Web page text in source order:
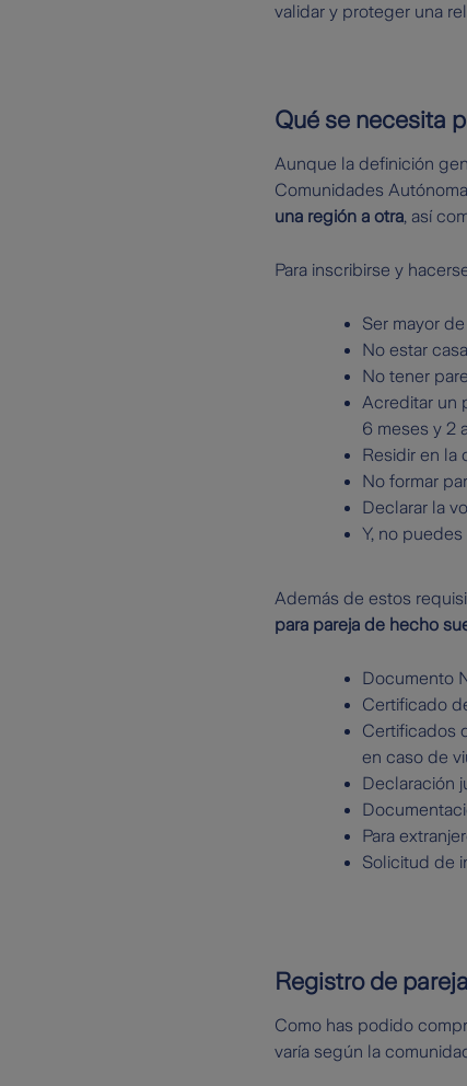
validar y proteger una
Qué se necesita
Aunque la definición
Comunidades
una región a otra, así
Para inscribirse y
Ser mayor
No estar
No tener
Acreditar un
6 meses y 2
Residir en la
No formar
Declarar la
Y, no
Además de estos
para pareja de hecho
Documento
Certificado
Certificados
en caso de
Declaración
Para
Solicitud de
Registro de
Como has podido
varía según la